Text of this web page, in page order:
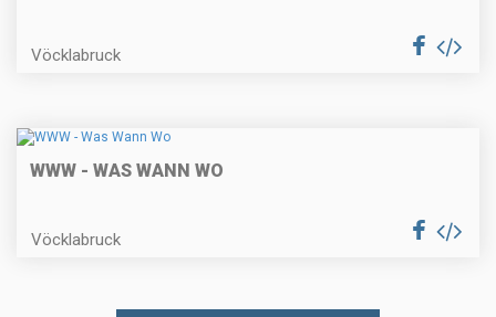
Vöcklabruck
WWW - WAS WANN WO
Vöcklabruck